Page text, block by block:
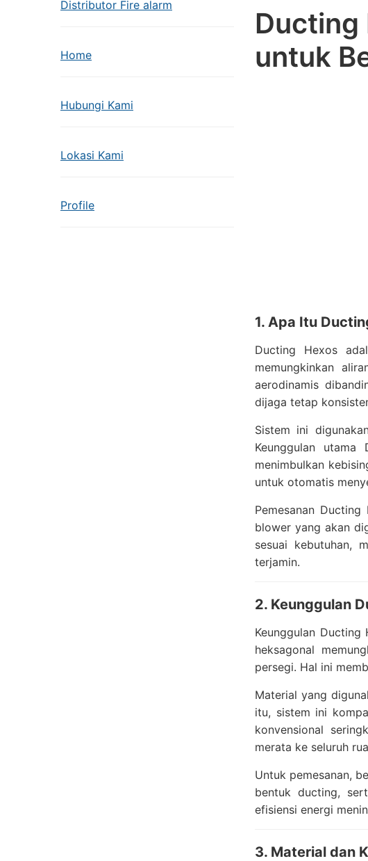
Distributor Fire alarm
Home
Hubungi Kami
Lokasi Kami
Profile
Ducting
untuk
1. Apa Itu
Ducting Hexos
memungkinkan
aerodinamis
dijaga tetap
Sistem ini
Keunggulan
menimbulkan
untuk otomatis
Pemesanan
blower yang akan
sesuai kebutuhan,
terjamin.
2. Keunggulan
Keunggulan
heksagonal
persegi. Hal ini
Material yang
itu, sistem ini
konvensional
merata ke seluruh
Untuk pemesanan,
bentuk ducting,
efisiensi energi
3. Material dan